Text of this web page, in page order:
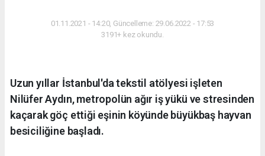
01.11.2021 - 14:20, Güncelleme: 29.06.2022 - 17:53
3191+ kez okundu.
Uzun yıllar İstanbul'da tekstil atölyesi işleten
Nilüfer Aydın, metropolün ağır iş yükü ve stresinden
kaçarak göç ettiği eşinin köyünde büyükbaş hayvan
besiciliğine başladı.